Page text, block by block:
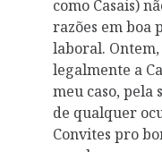
como Casais)
razões em boa
laboral.
legalmente a
meu caso,
de qualquer
Convites pro